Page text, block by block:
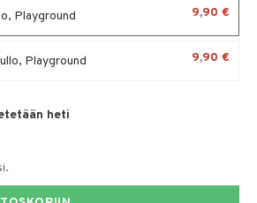
Playground 9,90 €
Playground 9,90 €
heti